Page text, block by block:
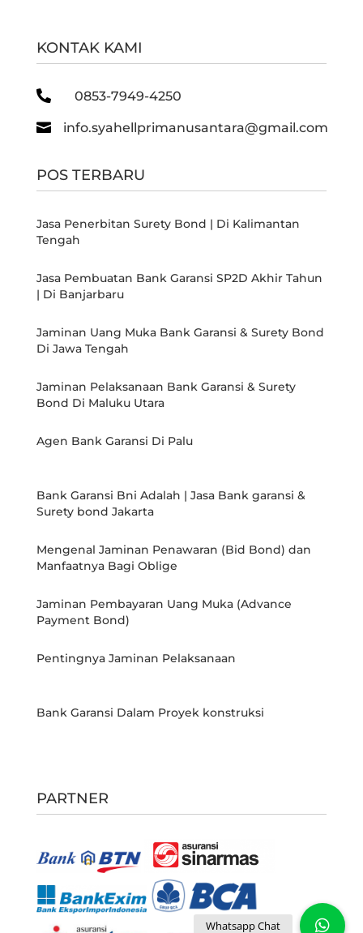
KONTAK KAMI
 0853-7949-4250
 info.syahellprimanusantara@gmail.com
POS TERBARU
Jasa Penerbitan Surety Bond | Di Kalimantan
Tengah
Jasa Pembuatan Bank Garansi SP2D Akhir Tahun
| Di Banjarbaru
Jaminan Uang Muka Bank Garansi & Surety Bond
Di Jawa Tengah
Jaminan Pelaksanaan Bank Garansi & Surety
Bond Di Maluku Utara
Agen Bank Garansi Di Palu
Bank Garansi Bni Adalah | Jasa Bank garansi &
Surety bond Jakarta
Mengenal Jaminan Penawaran (Bid Bond) dan
Manfaatnya Bagi Oblige
Jaminan Pembayaran Uang Muka (Advance
Payment Bond)
Pentingnya Jaminan Pelaksanaan
Bank Garansi Dalam Proyek konstruksi
PARTNER